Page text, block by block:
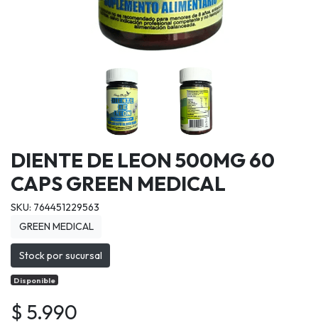
DIENTE DE LEON 500MG 60
CAPS GREEN MEDICAL
SKU: 764451229563
GREEN MEDICAL
Stock por sucursal
Disponible
$ 5.990